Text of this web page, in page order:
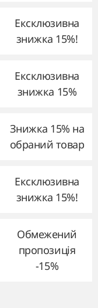
Ексклюзивна
знижка 15%!
Ексклюзивна
знижка 15%
Знижка 15% на
обраний товар
Ексклюзивна
знижка 15%!
Обмежений
пропозиція
-15%